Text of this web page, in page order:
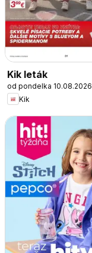
Kik leták
od pondelka 10.08.2026
Kik